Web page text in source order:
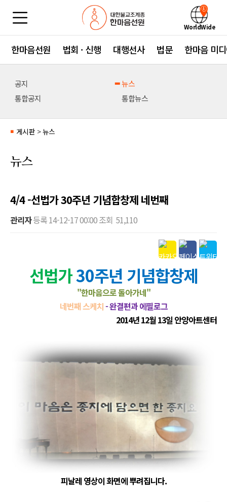
WorldWide
한마음선원 법회 · 신행 대행선사 법문 한마음 미
공지
뉴스
통합공지
통합뉴스
■ 게시판 >뉴스
뉴스
4/4 -선법가 30주년 기념합창제 네번째
관리자등록14-12-17 00:00조회 51,110
선법가30주년 기념합창제
"한마음으로 돌아가네"
네번째 스케치- 완결편과 에필로그
2014년 12월 13일 안양아트센터
피날레 영상이 화면에 뿌려집니다.